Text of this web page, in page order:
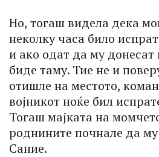
Но, тогаш видела дека
неколку часа било
и ако одат да му
биде таму. Тие не и
отишле на местото,
војникот ноќе бил
Тогаш мајката на
роднините почнале да
Сание.